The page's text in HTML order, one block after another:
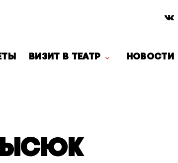
ВИЗИТ В ТЕАТР НОВОСТИ